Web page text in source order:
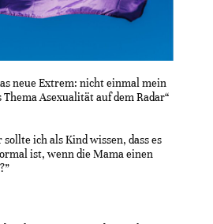
neue Extrem: nicht einmal mein
Asexualität auf dem Radar“
sollte ich als Kind wissen, dass es
ist, wenn die Mama einen